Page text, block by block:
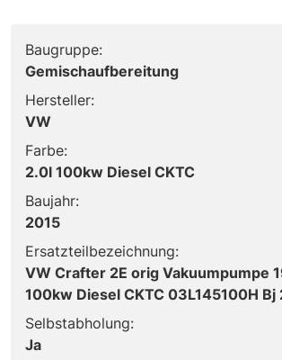
Baugruppe:
Gemischaufbereitung
Hersteller:
VW
Farbe:
2.0l 100kw Diesel CKTC
Baujahr:
2015
Ersatzteilbezeichnung:
VW Crafter 2E orig Vakuumpumpe
100kw Diesel CKTC 03L145100H Bj
Selbstabholung:
Ja